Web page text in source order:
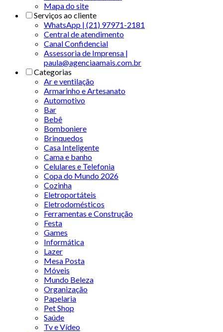
Mapa do site
Serviços ao cliente
WhatsApp | (21) 97971-2181
Central de atendimento
Canal Confidencial
Assessoria de Imprensa |
paula@agenciaamais.com.br
Categorias
Ar e ventilação
Armarinho e Artesanato
Automotivo
Bar
Bebê
Bomboniere
Brinquedos
Casa Inteligente
Cama e banho
Celulares e Telefonia
Copa do Mundo 2026
Cozinha
Eletroportáteis
Eletrodomésticos
Ferramentas e Construção
Festa
Games
Informática
Lazer
Mesa Posta
Móveis
Mundo Beleza
Organização
Papelaria
Pet Shop
Saúde
Tv e Vídeo